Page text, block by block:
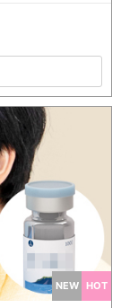
NEW HOT